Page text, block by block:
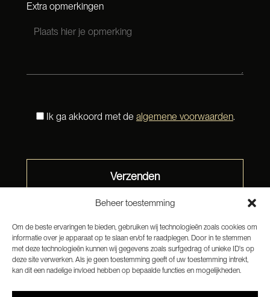
Beheer toestemming
Om de beste ervaringen te bieden, gebruiken wij technologieën zoals cookies om
informatie over je apparaat op te slaan en/of te raadplegen. Door in te stemmen
met deze technologieën kunnen wij gegevens zoals surfgedrag of unieke ID's op
deze site verwerken. Als je geen toestemming geeft of uw toestemming intrekt,
kan dit een nadelige invloed hebben op bepaalde functies en mogelijkheden.
Extra opmerkingen
Ik ga akkoord met de algemene voorwaarden.